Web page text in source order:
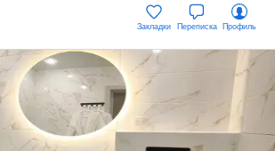
Закладки Переписка Профиль